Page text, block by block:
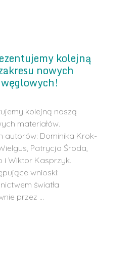
kolejną
nowych
kolejną naszą
materiałów.
autorów: Dominika Krok-
Patrycja Środa,
i Wiktor Kasprzyk.
wnioski:
światła
przez …